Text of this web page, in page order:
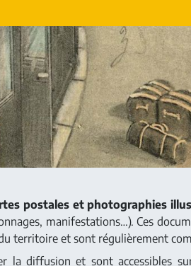
postales et photographies
manifestations…). Ces
territoire et sont régulièrement
la diffusion et sont accessibles